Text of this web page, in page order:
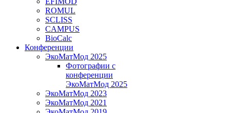
ROMUL
SCLISS
CAMPUS
BioCalc
Конференции
ЭкоМатМод 2025
Фотографии с
конференции
ЭкоМатМод 2025
ЭкоМатМод 2023
ЭкоМатМод 2021